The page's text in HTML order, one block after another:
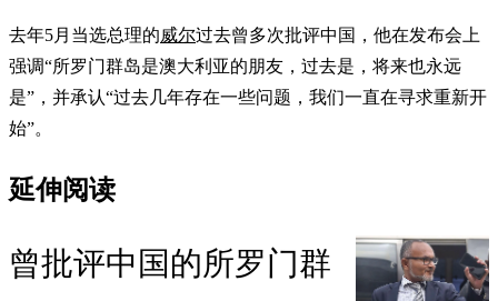
去年5月当选总理的威尔过去曾多次批评中国，他在发布会上
强调“所罗门群岛是澳大利亚的朋友，过去是，将来也永远
是”，并承认“过去几年存在一些问题，我们一直在寻求重新开
始”。
延伸阅读
曾批评中国的所罗门群